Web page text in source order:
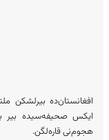
افغانستان‌ده بیرلشکن
ایکس صحیفه‌سیده بیر
هجوم‌نی قاره‌لگن.